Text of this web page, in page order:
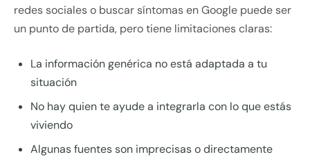
redes sociales o buscar síntomas en Google puede ser
un punto de partida, pero tiene limitaciones claras:
La información genérica no está adaptada a tu
situación
No hay quien te ayude a integrarla con lo que estás
viviendo
Algunas fuentes son imprecisas o directamente